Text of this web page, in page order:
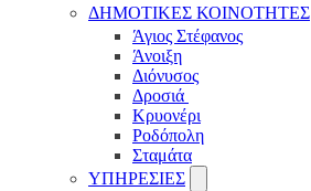
ΔΗΜΟΤΙΚΕΣ ΚΟΙΝΟΤΗΤΕΣ
Άγιος Στέφανος
Άνοιξη
Διόνυσος
Δροσιά
Κρυονέρι
Ροδόπολη
Σταμάτα
ΥΠΗΡΕΣΙΕΣ